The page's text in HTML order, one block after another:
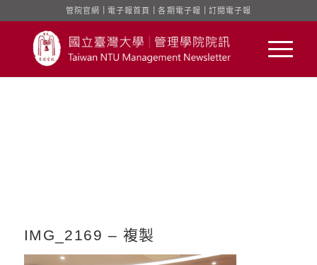
管院官網 電子報首頁 ｜各期電子報 訂閱電子報
IMG_2169 – 複製